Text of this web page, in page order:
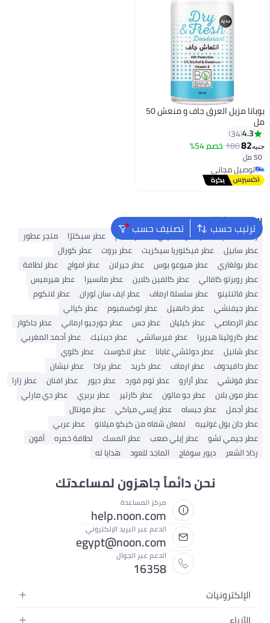
بوبانا مزيل العرق جاف و منعش 50
مل
4.3
34
جنيه82
180 خصم 54%
50 مل
توصيل مجاني
توصيل مجاني
ترتيب حسب تصنيف حسب البحث الشائع
رذاذ للجسم عطر العود العربي عطر نسيم عطر سبكترّا
متجر عطور
عطر سابيل
عطر فيكتوريا سيكريت عطر بروت
عطر كورال
عطر بولغاري
عطر هيوغو بوس عطر جيرلان عطر امواج
عطر لطافة
عطر روبرتو كافالي
عطر كالفين كلاين عطر مانسيرا
عطر هيرميس
عطر فالنتينو
عطر سلسلة ارماف عطر ايف سان لوران
عطر لانكوم
عطر جيفنشي
عطر دانهيل عطر لوكسفيوم
عطر كيالي
عطر الرصاصي
عطر كيليان عطر جس عطر جورجيو ارماني
عطر جاكوار
عطر كارولينا هيريرا
عطر فيرساتشي عطر ديبتيك
عطر أحمد المغربي
عطر شانيل
عطر دولتشي غابانا عطر لاكوست
عطر كلوي
عطر دافيدوف
عطر ارماف عطر كريد عطر برادا
عطر نيشان
عطر قوتشي
عطر أزارو عطر توم فورد عطر ديور عطر افنان
عطر زارا
عطر مون بلان
عطر جو مالون عطر كارتير عطر بربري
عطر دي مارلي
عطر أجمل
عطر جيساه عطر إيسي مياكي
عطر مونتال
عطر جان بول غوتييه
لمعان شفاه من كيكو ميلانو
عطر عربي
عطر جيمي تشو
عطر إيلي صعب عطر المسك لطافة خمره
أفون
رذاذ الشعر
ديور سوفاج الماجد للعود هدايا له
نحن دائماً جاهزون لمساعدتك
مركز المساعدة
help.noon.com
الدعم عبر البريد الإلكتروني
egypt@noon.com
الدعم عبر الجوال
16358
الإلكترونيات
الهواتف المتحركة